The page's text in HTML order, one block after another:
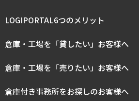
LOGIPORTAL6つのメリット
倉庫・工場を「貸したい」お客様へ
倉庫・工場を「売りたい」お客様へ
倉庫付き事務所をお探しのお客様へ